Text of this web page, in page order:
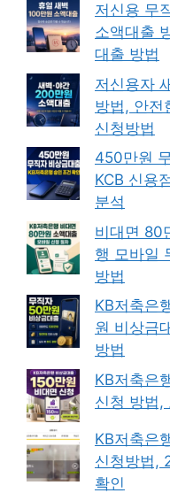
저신용 무
소액대출
대출 방법
저신용자
방법, 안전
신청방법
450만원
KCB 신용
분석
비대면 80
행 모바일
방법
KB저축은
원 비상금
방법
KB저축은
신청 방법,
KB저축은
신청방법,
확인